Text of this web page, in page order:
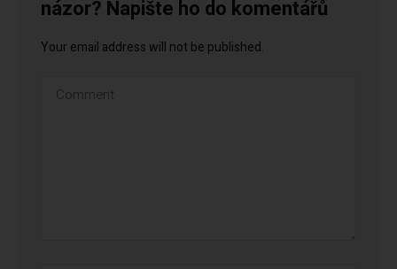
názor? Napište ho do komentářů
Your email address will not be published.